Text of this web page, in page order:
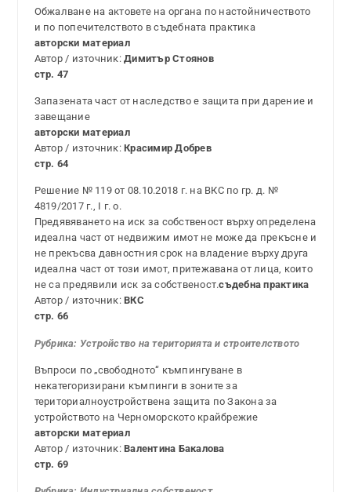
Обжалване на актовете на органа по настойничеството
и по попечителството в съдебната практика
авторски материал
Автор / източник:Димитър Стоянов
стр. 47
Запазената част от наследство е защита при дарение и
завещание
авторски материал
Автор / източник:Красимир Добрев
стр. 64
Решение № 119 от 08.10.2018 г. на ВКС по гр. д. №
4819/2017 г., І г. о.
Предявяването на иск за собственост върху определена
идеална част от недвижим имот не може да прекъсне и
не прекъсва давностния срок на владение върху друга
идеална част от този имот, притежавана от лица, които
не са предявили иск за собственост.съдебна практика
Автор / източник:ВКС
стр. 66
Рубрика: Устройство на територията и строителството
Въпроси по „свободното“ къмпингуване в
некатегоризирани къмпинги в зоните за
териториалноустройствена защита по Закона за
устройството на Черноморското крайбрежие
авторски материал
Автор / източник:Валентина Бакалова
стр. 69